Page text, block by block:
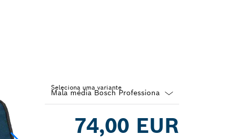
Seleciona uma variante
74,00 EUR